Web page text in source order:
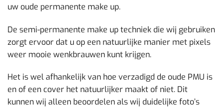
uw oude permanente make up.
De semi-permanente make up techniek die wij gebruiken
zorgt ervoor dat u op een natuurlijke manier met pixels
weer mooie wenkbrauwen kunt krijgen.
Het is wel afhankelijk van hoe verzadigd de oude PMU is
en of een cover het natuurlijker maakt of niet. Dit
kunnen wij alleen beoordelen als wij duidelijke foto’s